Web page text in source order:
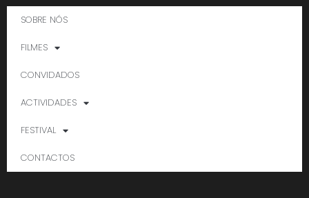
SOBRE NÓS
FILMES
CONVIDADOS
ACTIVIDADES
FESTIVAL
CONTACTOS